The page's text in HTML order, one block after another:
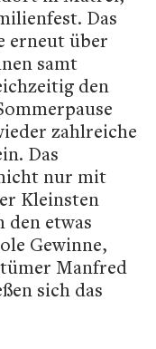
Das
erneut über
samt
den
zahlreiche
Das
nur mit
Kleinsten
den etwas
Gewinne,
Manfred
sich das